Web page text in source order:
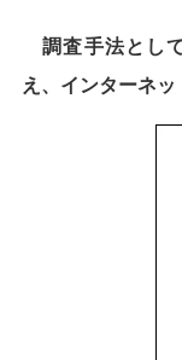
調査手法とし
え、インターネッ